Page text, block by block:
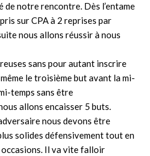
de notre rencontre. Dès l’entame
sur CPA à 2 reprises par
nous allons réussir à nous
sans pour autant inscrire
le troisième but avant la mi-
temps sans être
allons encaisser 5 buts.
nous devons être
solides défensivement tout en
Il va vite falloir